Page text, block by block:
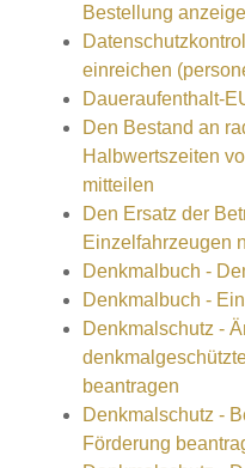
Bestellung
einreichen
Daueraufenthalt-
Den Bestand an
Halbwertszeiten
mitteilen
Den Ersatz der
Einzelfahrzeugen
Denkmalbuch -
Denkmalbuch -
Denkmalschutz -
beantragen
Denkmalschutz -
Förderung